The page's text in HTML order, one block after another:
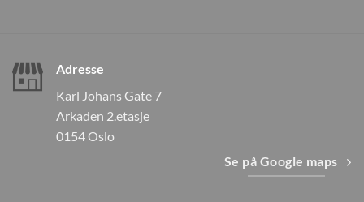
Adresse
Karl Johans Gate 7
Arkaden 2.etasje
0154 Oslo
Se på Google maps